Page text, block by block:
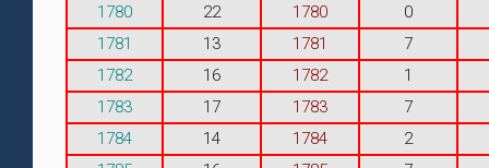
1780
22 1780
0
1781
13 1781
7
1782
16 1782
1
1783
17 1783
7
1784
14 1784
2